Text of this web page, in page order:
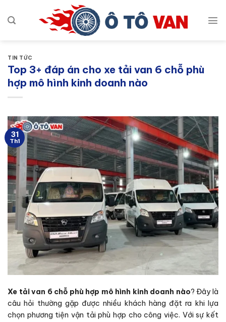
qua
TIN TỨC
Top 3+ đáp án cho xe tải van 6 chỗ phù
hợp mô hình kinh doanh nào
31
Th1
Xe tải van 6 chỗ phù hợp mô hình kinh doanh nào? Đây là
câu hỏi thường gặp được nhiều khách hàng đặt ra khi lựa
chọn phương tiện vận tải phù hợp cho công việc. Với sự kết